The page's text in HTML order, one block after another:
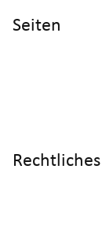
Seiten
Rechtliches